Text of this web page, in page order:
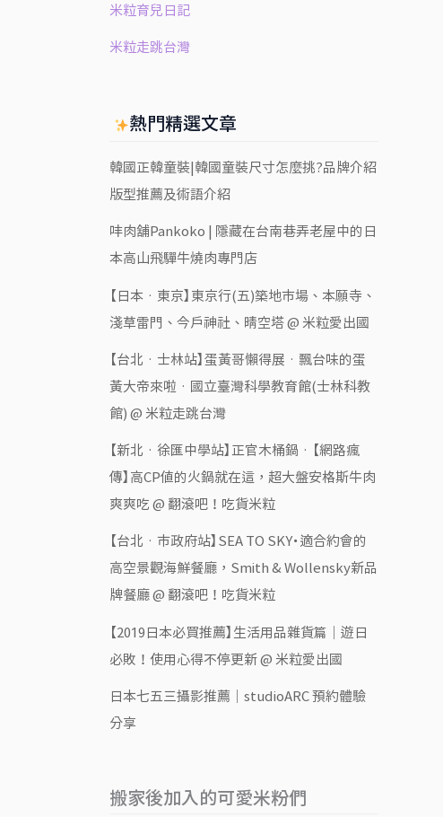
米粒育兒日記
米粒走跳台灣
熱門精選文章
韓國正韓童裝|韓國童裝尺寸怎麼挑?品牌介紹
版型推薦及術語介紹
㕩肉舖Pankoko | 隱藏在台南巷弄老屋中的日
本高山飛驒牛燒肉專門店
【日本‧東京】東京行(五)築地市場、本願寺、
淺草雷門、今戶神社、晴空塔 @ 米粒愛出國
【台北‧士林站】蛋黃哥懶得展‧飄台味的蛋
黃大帝來啦‧國立臺灣科學教育館(士林科教
館) @ 米粒走跳台灣
【新北‧徐匯中學站】正官木桶鍋‧【網路瘋
傳】高CP值的火鍋就在這，超大盤安格斯牛肉
爽爽吃 @ 翻滾吧！吃貨米粒
【台北‧市政府站】SEA TO SKY・適合約會的
高空景觀海鮮餐廳，Smith & Wollensky新品
牌餐廳 @ 翻滾吧！吃貨米粒
【2019日本必買推薦】生活用品雜貨篇｜遊日
必敗！使用心得不停更新 @ 米粒愛出國
日本七五三攝影推薦｜studioARC 預約體驗
分享
搬家後加入的可愛米粉們